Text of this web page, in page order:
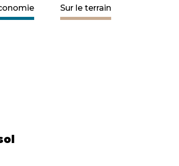
Sur le terrain